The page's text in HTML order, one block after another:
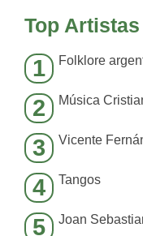
Top Artistas
1 Folklore
2 Música
3 Vicente
4 Tangos
5 Joan